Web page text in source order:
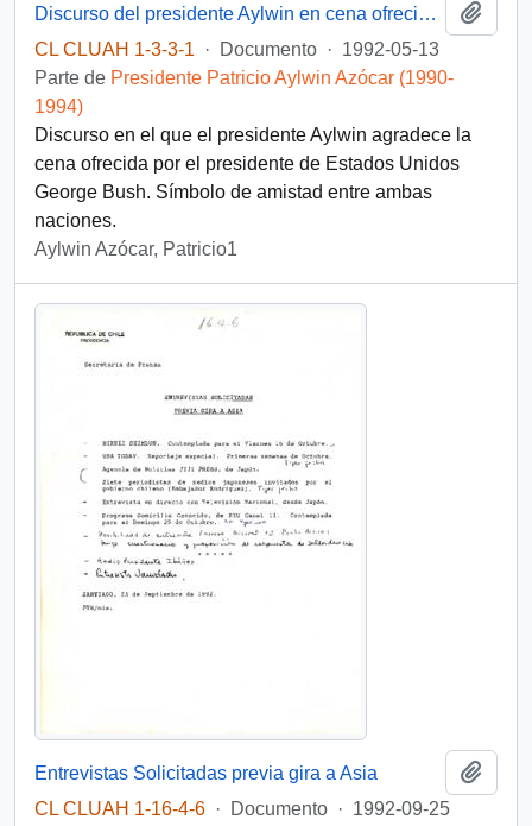
Discurso del presidente Aylwin en cena ofrecida por el presidente de Estados Unidos, D. George Bush
CL CLUAH 1-3-3-1
· Documento · 1992-05-13
Parte de Presidente Patricio Aylwin Azócar (1990-
1994)
Discurso en el que el presidente Aylwin agradece la
cena ofrecida por el presidente de Estados Unidos
George Bush. Símbolo de amistad entre ambas
naciones.
Aylwin Azócar, Patricio1
Entrevistas Solicitadas previa gira a Asia
CL CLUAH 1-16-4-6 · Documento · 1992-09-25